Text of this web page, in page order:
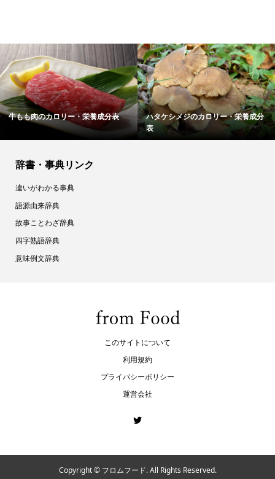
和三盆／和三盆糖
チーズケーキのカロリー・栄養成分
表
辞書・事典リンク
違いがわかる事典
語源由来辞典
故事ことわざ辞典
四字熟語辞典
意味例文辞典
このサイトについて
利用規約
プライバシーポリシー
運営会社
Copyright ©フロムフード. All Rights Reserved.